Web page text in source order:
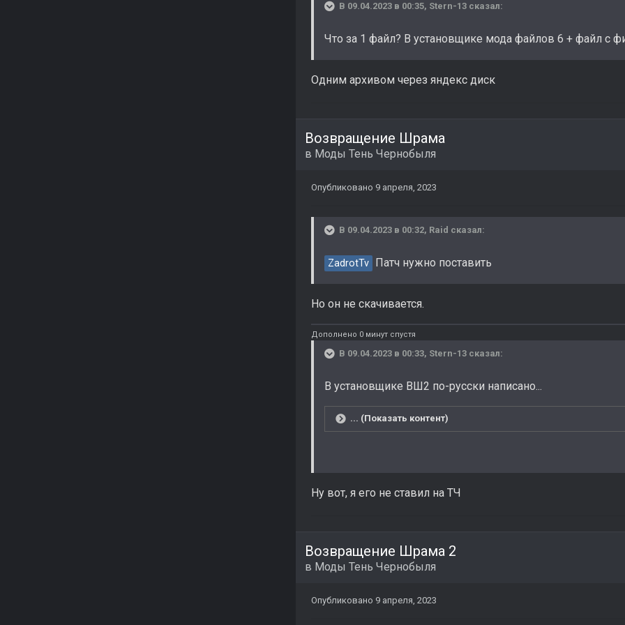
В 09.04.2023 в 00:35, Stern-13 сказал:
Что за 1 файл? В установщике мода файлов 6 + файл с
Одним архивом через яндекс диск
Возвращение Шрама
в Моды Тень Чернобыля
Опубликовано 9 апреля, 2023
В 09.04.2023 в 00:32, Raid сказал:
ZadrotTv Патч нужно поставить
Но он не скачивается.
Дополнено 0 минут спустя
В 09.04.2023 в 00:33, Stern-13 сказал:
В установщике ВШ2 по-русски написано...
... (Показать контент)
Ну вот, я его не ставил на ТЧ
Возвращение Шрама 2
в Моды Тень Чернобыля
Опубликовано 9 апреля, 2023